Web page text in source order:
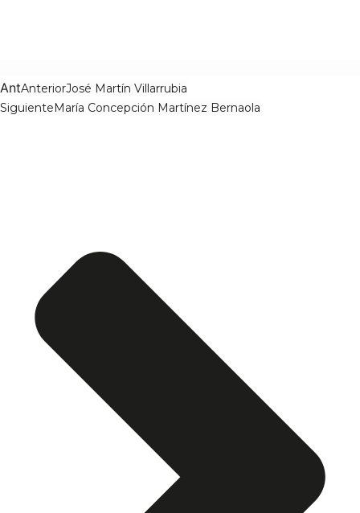
AntAnteriorJosé Martín Villarrubia
SiguienteMaría Concepción Martínez Bernaola